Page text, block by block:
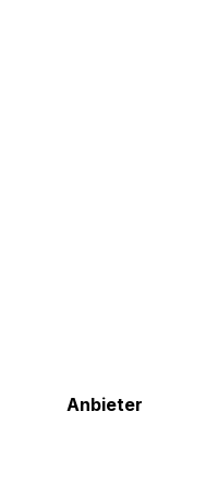
Anbieter